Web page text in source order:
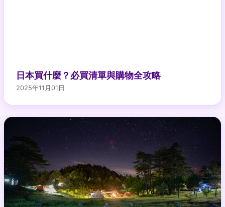
日本買什麼？必買清單與購物全攻略
2025年11月01日